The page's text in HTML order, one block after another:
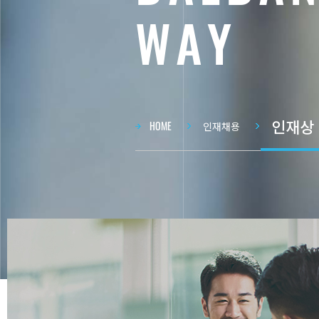
WAY
HOME 인재채용 현재
인재상